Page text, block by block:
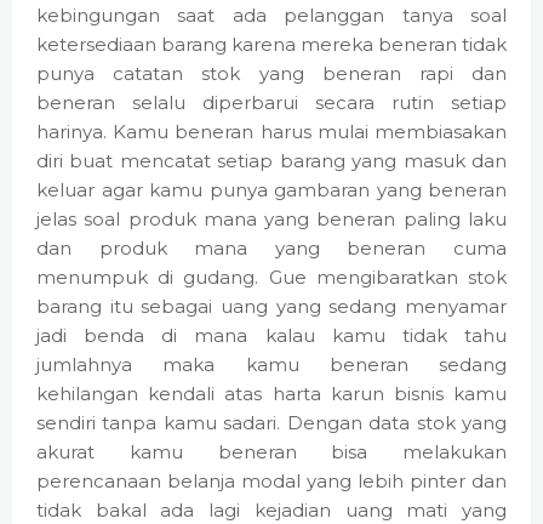
kebingungan saat ada pelanggan tanya soal
ketersediaan barang karena mereka beneran tidak
punya catatan stok yang beneran rapi dan
beneran selalu diperbarui secara rutin setiap
harinya. Kamu beneran harus mulai membiasakan
diri buat mencatat setiap barang yang masuk dan
keluar agar kamu punya gambaran yang beneran
jelas soal produk mana yang beneran paling laku
dan produk mana yang beneran cuma
menumpuk di gudang. Gue mengibaratkan stok
barang itu sebagai uang yang sedang menyamar
jadi benda di mana kalau kamu tidak tahu
jumlahnya maka kamu beneran sedang
kehilangan kendali atas harta karun bisnis kamu
sendiri tanpa kamu sadari. Dengan data stok yang
akurat kamu beneran bisa melakukan
perencanaan belanja modal yang lebih pinter dan
tidak bakal ada lagi kejadian uang mati yang